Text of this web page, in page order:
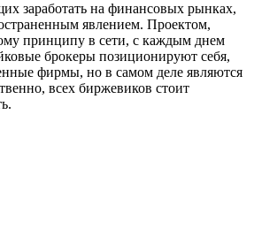
заработать на финансовых рынках,
явлением. Проектом,
принципу в сети, с каждым днем
брокеры позиционируют себя,
фирмы, но в самом деле являются
всех биржевиков стоит